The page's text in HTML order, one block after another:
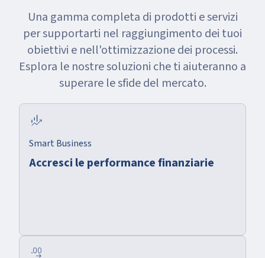
Una gamma completa di prodotti e servizi
per supportarti nel raggiungimento dei tuoi
obiettivi e nell'ottimizzazione dei processi.
Esplora le nostre soluzioni che ti aiuteranno a
superare le sfide del mercato.
finance_mode
Smart Business
Accresci le performance finanziarie
decimal_increase